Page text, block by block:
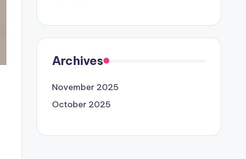
Archives
November 2025
October 2025